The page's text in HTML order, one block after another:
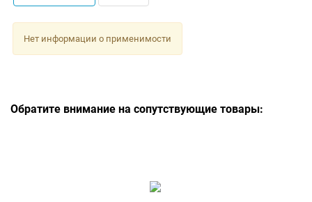
Нет информации о применимости
Обратите внимание на сопутствующие товары: